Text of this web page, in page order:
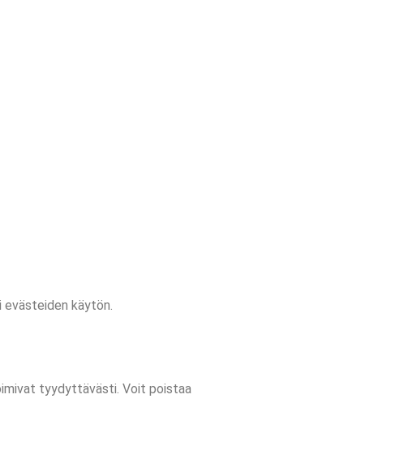
käytön.
tyydyttävästi. Voit poistaa